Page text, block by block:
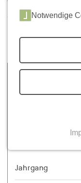
ausgewählte
Protestchronik.
Notwendige
nutzbar zu
wie